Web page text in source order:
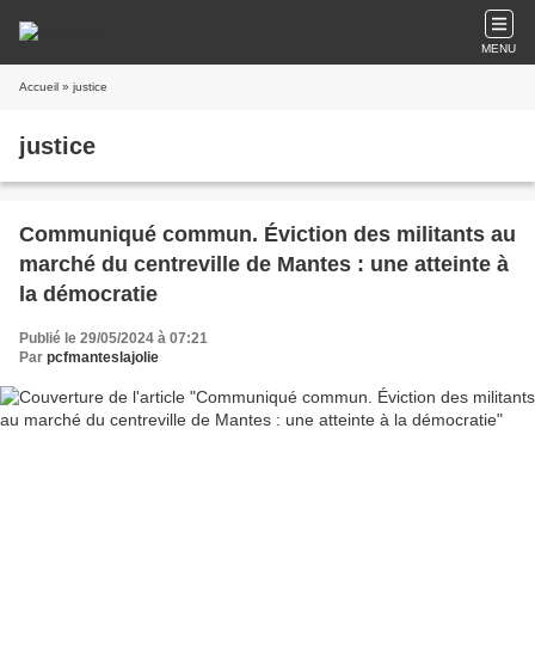
MENU
Accueil » justice
justice
Communiqué commun. Éviction des militants au
marché du centreville de Mantes : une atteinte à
la démocratie
Publié le 29/05/2024 à 07:21
Par pcfmanteslajolie